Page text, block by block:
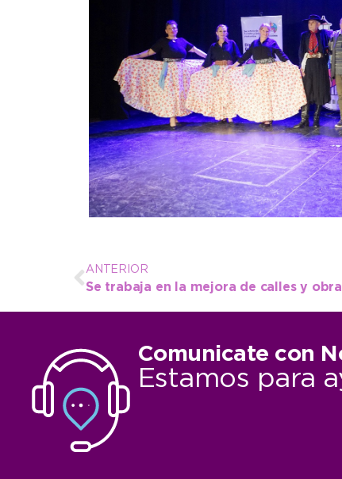
ANTERIOR
Se trabaja en la mejora de calles y
Comunicate con
Estamos para